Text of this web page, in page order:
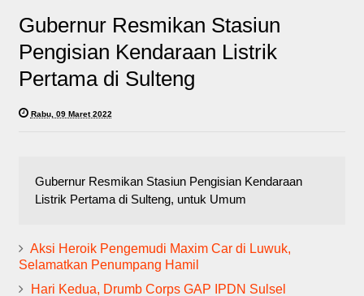
Gubernur Resmikan Stasiun
Pengisian Kendaraan Listrik
Pertama di Sulteng
Rabu, 09 Maret 2022
Gubernur Resmikan Stasiun Pengisian Kendaraan
Listrik Pertama di Sulteng, untuk Umum
Aksi Heroik Pengemudi Maxim Car di Luwuk,
Selamatkan Penumpang Hamil
Hari Kedua, Drumb Corps GAP IPDN Sulsel